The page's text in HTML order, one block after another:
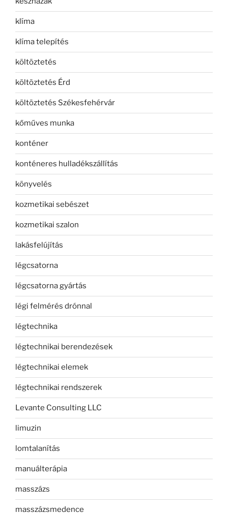
klíma
klíma telepítés
költöztetés
költöztetés Érd
költöztetés Székesfehérvár
kőműves munka
konténer
konténeres hulladékszállítás
könyvelés
kozmetikai sebészet
kozmetikai szalon
lakásfelújítás
légcsatorna
légcsatorna gyártás
légi felmérés drónnal
légtechnika
légtechnikai berendezések
légtechnikai elemek
légtechnikai rendszerek
Levante Consulting LLC
limuzin
lomtalanítás
manuálterápia
masszázs
masszázsmedence